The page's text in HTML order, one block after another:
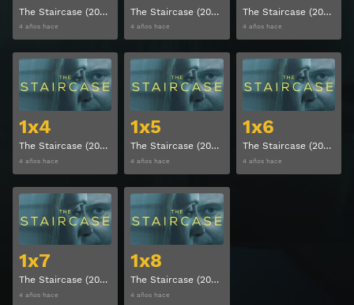
The Staircase (2022) Temporada 1 Capitulo 1
4 años hace
The Staircase (2022) Temporada 1 Capitulo 2
4 años hace
The Staircase (2022) Temporada 1 Capitulo 3
4 años hace
1x4
The Staircase (2022) Temporada 1 Capitulo 4
4 años hace
Ver
1x5
The Staircase (2022) Temporada 1 Capitulo 5
4 años hace
Ver
1x6
The Staircase (2022) Temporada 1 Capitulo 6
4 años hace
1x7
The Staircase (2022) Temporada 1 Capitulo 7
4 años hace
Ver
1x8
The Staircase (2022) Temporada 1 Capitulo 8
4 años hace